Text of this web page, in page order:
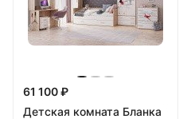
61 100 ₽
Детская комната Бланка